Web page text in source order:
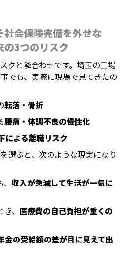
会保険完備を外せな
の3つのリスク
クと隣合わせです。埼玉の工場
でも、実際に現場で見てきたの
転落・骨折
腰痛・体調不良の慢性化
による離職リスク
選ぶと、次のような現実になり
収入が急減して生活が一気に
、 医療費の自己負担が重くの
金の受給額の差が目に見えて出